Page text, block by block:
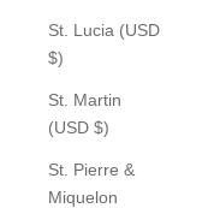
St. Lucia (USD
$)
St. Martin
(USD $)
St. Pierre &
Miquelon